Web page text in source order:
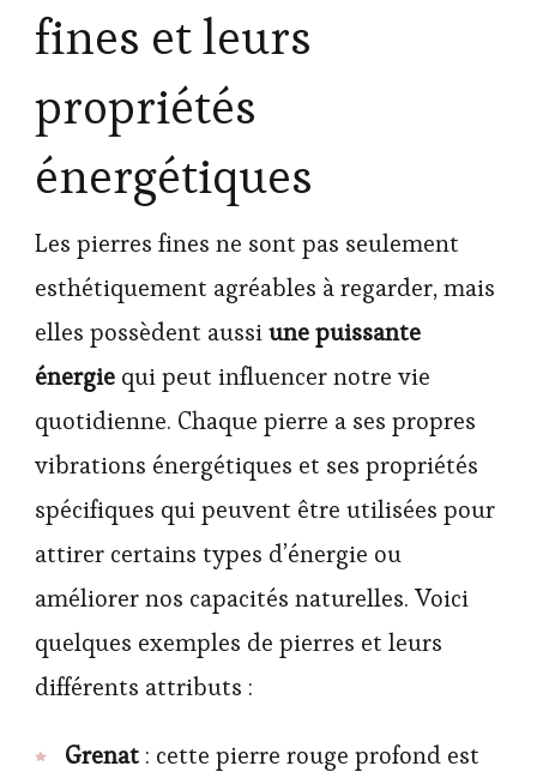
fines et leurs
propriétés
énergétiques
Les pierres fines ne sont pas seulement
esthétiquement agréables à regarder, mais
elles possèdent aussiune puissante
énergie qui peut influencer notre vie
quotidienne. Chaque pierre a ses propres
vibrations énergétiques et ses propriétés
spécifiques qui peuvent être utilisées pour
attirer certains types d’énergie ou
améliorer nos capacités naturelles. Voici
quelques exemples de pierres et leurs
différents attributs :
Grenat : cette pierre rouge profond est